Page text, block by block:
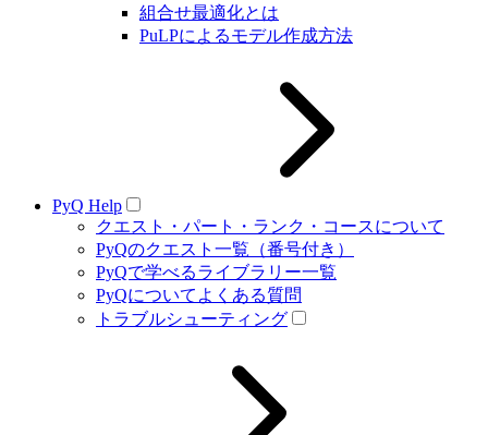
組合せ最適化とは
PuLPによるモデル作成方法
PyQ Help
クエスト・パート・ランク・コースについて
PyQのクエスト一覧（番号付き）
PyQで学べるライブラリー一覧
PyQについてよくある質問
トラブルシューティング